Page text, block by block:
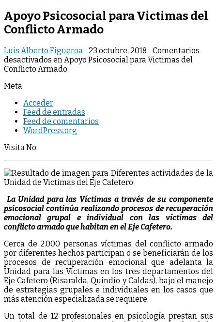
Apoyo Psicosocial para Victimas del
Conflicto Armado
Luis Alberto Figueroa 23 octubre, 2018
Comentarios
desactivados en Apoyo Psicosocial para Victimas del
Conflicto Armado
Meta
Acceder
Feed de entradas
Feed de comentarios
WordPress.org
Visita No.
La Unidad para las Víctimas a través de su componente
psicosocial continúa realizando procesos de recuperación
emocional grupal e individual con las víctimas del
conflicto armado que habitan en el Eje Cafetero.
Cerca de 2.000 personas víctimas del conflicto armado
por diferentes hechos participan o se beneficiarán de los
procesos de recuperación emocional que adelanta la
Unidad para las Víctimas en los tres departamentos del
Eje Cafetero (Risaralda, Quindío y Caldas), bajo el manejo
de estrategias grupales e individuales en los casos que
más atención especializada se requiere.
Un total de 12 profesionales en psicología prestan sus